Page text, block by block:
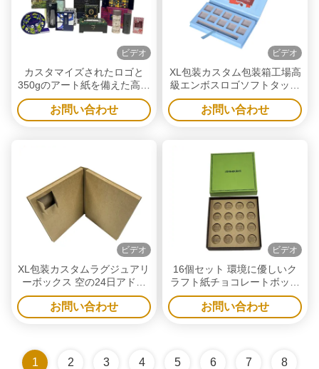
ビデオ
カスタマイズされたロゴと
350gのアート紙を備えた高級
磁気ギフトボックス、プレミ
アムギフトセット包装用
お問い合わせ
ビデオ
XL包装カスタム包装箱工場高
級エンボスロゴソフトタッチ
ラミネーションファッション
フェイスアイシャドウパレッ
ト紙包装箱ミラー付き
お問い合わせ
ビデオ
XL包装カスタムラグジュアリ
ーボックス 空の24日アドベ
ントカレンダー包装箱 リサイ
クル可能なクラフト紙製硬質
箱 お茶 おもちゃ用
お問い合わせ
ビデオ
16個セット 環境に優しいク
ラフト紙チョコレートボック
ス 食品安全認定 SGS カスタ
ムカバー&バースデザイン バ
レンタインデー
お問い合わせ
1 2 3 4 5 6 7 8